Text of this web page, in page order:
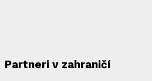
Partneri v zahraničí